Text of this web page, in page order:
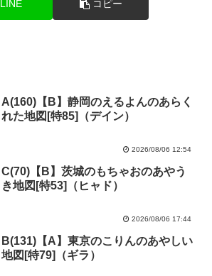
LINE コピー
A(160)【B】静岡のえるよんのあらく
れた地図[特85]（デイン）
2026/08/06 12:54
C(70)【B】茨城のもちゃおのあやう
き地図[特53]（ヒャド）
2026/08/06 17:44
B(131)【A】東京のこりんのあやしい
地図[特79]（ギラ）